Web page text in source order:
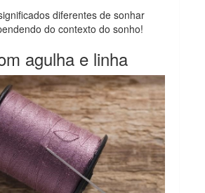
diferentes de sonhar
do contexto do sonho!
agulha e linha